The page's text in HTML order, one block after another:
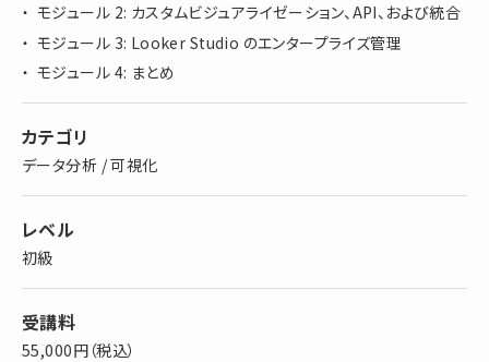
モジュール 2: カスタムビジュアライゼーション、API、および統合
モジュール 3: Looker Studio のエンタープライズ管理
モジュール 4: まとめ
カテゴリ
データ分析 / 可視化
レベル
初級
受講料
55,000円（税込）